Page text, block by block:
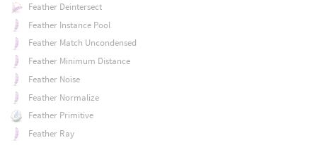
Feather Deintersect
Feather Instance Pool
Feather Match Uncondensed
Feather Minimum Distance
Feather Noise
Feather Normalize
Feather Primitive
Feather Ray